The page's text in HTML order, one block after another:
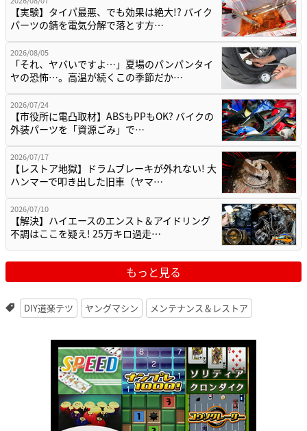
【実験】タイパ最悪、でも効果は絶大!? バイク
パーツの錆を電気分解で落とす方…
2026/08/05
「それ、ヤバいですよ…」夏場のパンパンタイ
ヤの恐怖…。高温が続くこの季節だか…
2026/07/24
【市役所に電凸取材】ABSもPPもOK? バイクの
外装パーツを「資源ごみ」で…
2026/07/17
【レストア地獄】ドラムブレーキが外れない! 大
ハンマーで叩き出した旧車（ヤマ…
2026/07/10
【解決】ハイエースのエンスト＆アイドリング
不調はここを疑え! 25万キロ過走…
もっと見る
DIY道楽テツ ヤングマシン メンテナンス＆レストア